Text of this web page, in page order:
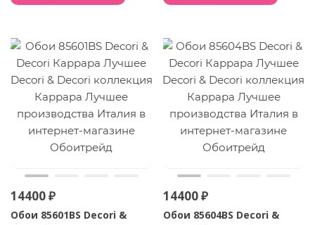
14400 ₽
Обои 85601BS Decori &
14400 ₽
Обои 85604BS Decori &